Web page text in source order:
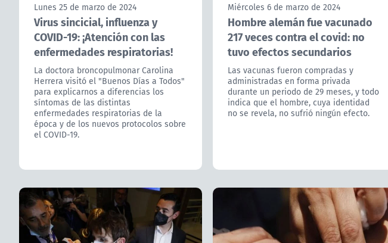
Lunes 25 de marzo de 2024
Virus sincicial, influenza y
COVID-19: ¡Atención con las
enfermedades respiratorias!
La doctora broncopulmonar Carolina
Herrera visitó el "Buenos Días a Todos"
para explicarnos a diferencias los
síntomas de las distintas
enfermedades respiratorias de la
época y de los nuevos protocolos sobre
el COVID-19.
Miércoles 6 de marzo de 2024
Hombre alemán fue vacunado
217 veces contra el covid: no
tuvo efectos secundarios
Las vacunas fueron compradas y
administradas en forma privada
durante un periodo de 29 meses, y todo
indica que el hombre, cuya identidad
no se revela, no sufrió ningún efecto.